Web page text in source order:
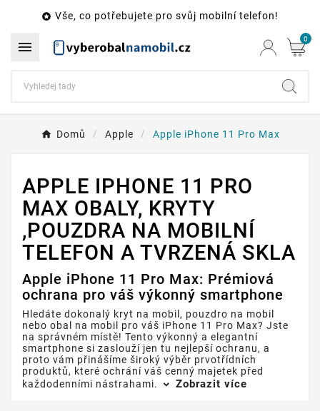
 Vše, co potřebujete pro svůj mobilní telefon!
 0
Domů Apple Apple iPhone 11 Pro Max
APPLE IPHONE 11 PRO
MAX OBALY, KRYTY
,POUZDRA NA MOBILNÍ
TELEFON A TVRZENÁ SKLA
Apple iPhone 11 Pro Max: Prémiová
ochrana pro váš výkonný smartphone
Hledáte dokonalý kryt na mobil, pouzdro na mobil
nebo obal na mobil pro váš iPhone 11 Pro Max? Jste
na správném místě! Tento výkonný a elegantní
smartphone si zaslouží jen tu nejlepší ochranu, a
proto vám přinášíme široký výběr prvotřídních
produktů, které ochrání váš cenný majetek před
každodenními nástrahami.
Zobrazit více